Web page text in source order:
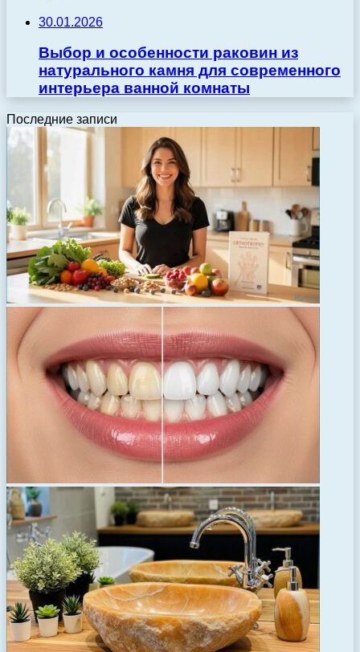
30.01.2026
Выбор и особенности раковин из
натурального камня для современного
интерьера ванной комнаты
Последние записи